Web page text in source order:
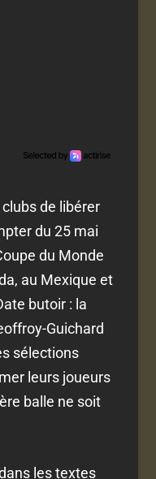
de libérer
du 25 mai
du Monde
au Mexique et
butoir : la
Guichard
sélections
leurs joueurs
balle ne soit
les textes